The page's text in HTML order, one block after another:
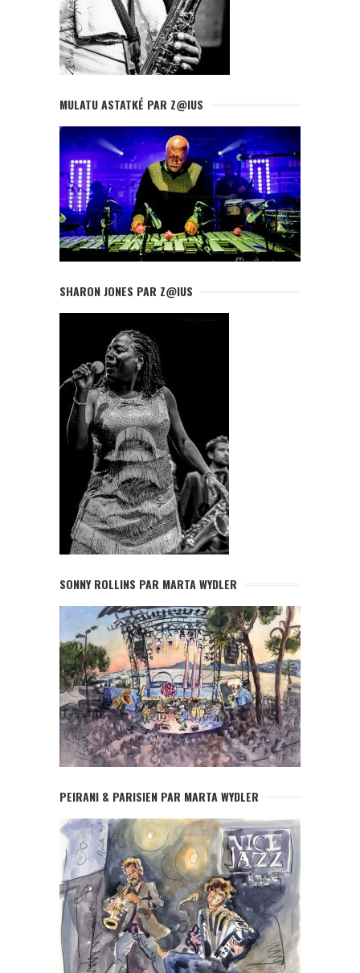
MULATU ASTATKÉ PAR Z@IUS
SHARON JONES PAR Z@IUS
SONNY ROLLINS PAR MARTA WYDLER
PEIRANI & PARISIEN PAR MARTA WYDLER